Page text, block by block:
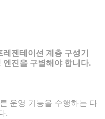
젠테이션 계층 구성기
진을 구별해야 합니다.
운영 기능을 수행하는 다
.